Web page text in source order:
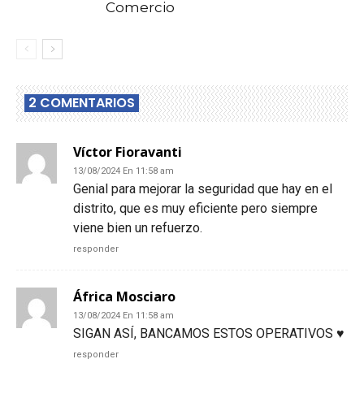
Comercio
2 COMENTARIOS
Víctor Fioravanti
13/08/2024 En 11:58 am
Genial para mejorar la seguridad que hay en el
distrito, que es muy eficiente pero siempre
viene bien un refuerzo.
responder
África Mosciaro
13/08/2024 En 11:58 am
SIGAN ASÍ, BANCAMOS ESTOS OPERATIVOS ♥
responder